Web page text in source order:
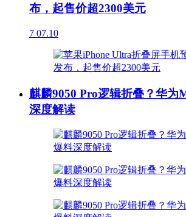
布，起售价超2300美元
7 07.10
麒麟9050 Pro逻辑折叠？华为
深度解读